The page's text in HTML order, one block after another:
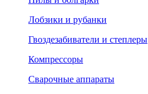
Лобзики и рубанки
Гвоздезабиватели и степлеры
Компрессоры
Сварочные аппараты